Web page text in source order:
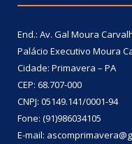
End.: Av. Gal Moura
Palácio Executivo Moura
Cidade: Primavera – PA
CEP: 68.707-000
CNPJ: 05149.141/0001-94
Fone: (91)986034105
E-mail: